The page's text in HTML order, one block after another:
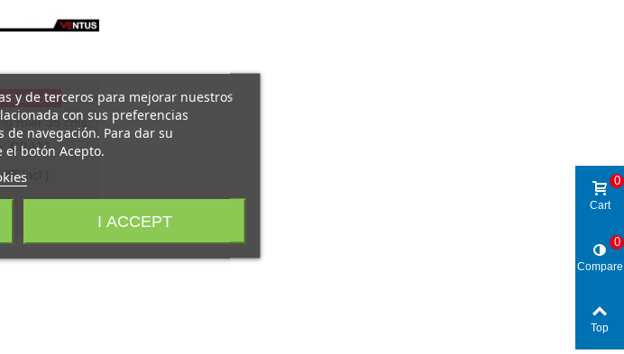
out
ruler 35 cms.
CRA36
incl.)
y de terceros para mejorar nuestros
con sus preferencias
navegación. Para dar su
botón Acepto.
I ACCEPT
Cart
0
Compare
0
Top